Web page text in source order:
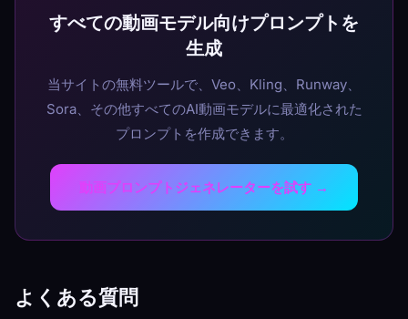
すべての動画モデル向けプロンプトを
生成
当サイトの無料ツールで、Veo、Kling、Runway、
Sora、その他すべてのAI動画モデルに最適化された
プロンプトを作成できます。
動画プロンプトジェネレーターを試す →
よくある質問